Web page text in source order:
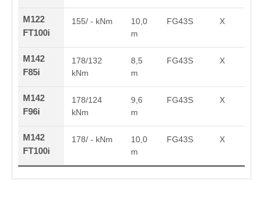
M122
FT100i
155/ - kNm
10,0
m
FG43S X
M142
F85i
178/132
kNm
8,5
m
FG43S X
M142
F96i
178/124
kNm
9,6
m
FG43S X
M142
FT100i
178/ - kNm
10,0
m
FG43S X